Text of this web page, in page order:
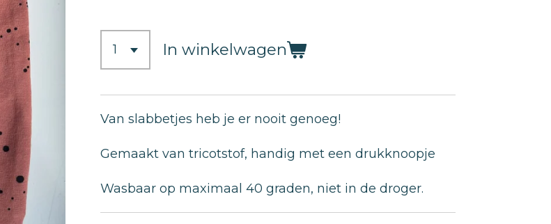
In winkelwagen
Van slabbetjes heb je er nooit genoeg!
Gemaakt van tricotstof, handig met een drukknoopje
Wasbaar op maximaal 40 graden, niet in de droger.